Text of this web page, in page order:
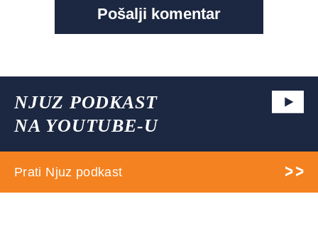
NJUZ PODKAST
NA YOUTUBE-U
Prati Njuz podkast